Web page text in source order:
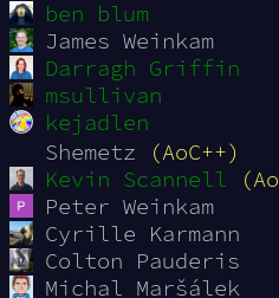
ben blum
James Weinkam
Darragh Griffin
msullivan
kejadlen
Shemetz
(AoC++)
Kevin Scannell
Peter Weinkam
Cyrille Karmann
Colton Pauderis
Michal Maršálek